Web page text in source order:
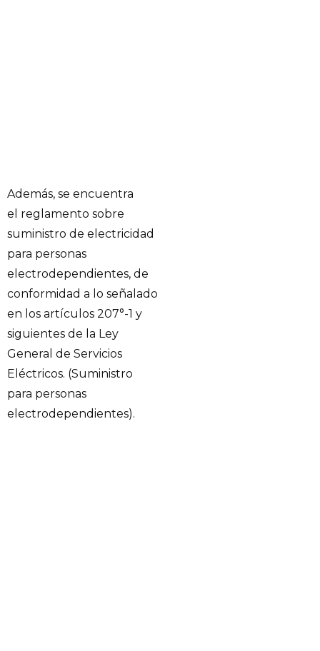
Además, se encuentra
el reglamento sobre
suministro de electricidad
para personas
electrodependientes, de
conformidad a lo señalado
en los artículos 207°-1 y
siguientes de la Ley
General de Servicios
Eléctricos. (Suministro
para personas
electrodependientes).